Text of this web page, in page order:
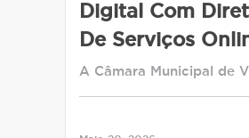
Digital Com
De Serviços
A Câmara Municipal de